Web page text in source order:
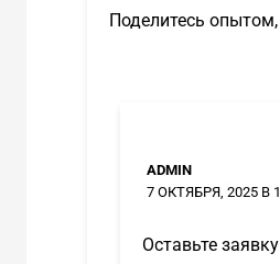
Поделитесь
ADMIN
7 ОКТЯБРЯ, 2025 В
Оставьте